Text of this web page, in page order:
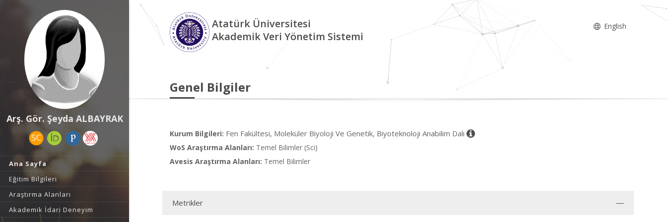
Arş. Gör. Şeyda ALBAYRAK
Ana Sayfa
Eğitim Bilgileri
Araştırma Alanları
Akademik İdari Deneyim
Atatürk Üniversitesi
Akademik Veri Yönetim Sistemi
English
Genel Bilgiler
Kurum Bilgileri: Fen Fakültesi, Moleküler Biyoloji Ve Genetik, Biyoteknoloji Anabilim Dalı
WoS Araştırma Alanları: Temel Bilimler (Sci)
Avesis Araştırma Alanları: Temel Bilimler
Metrikler